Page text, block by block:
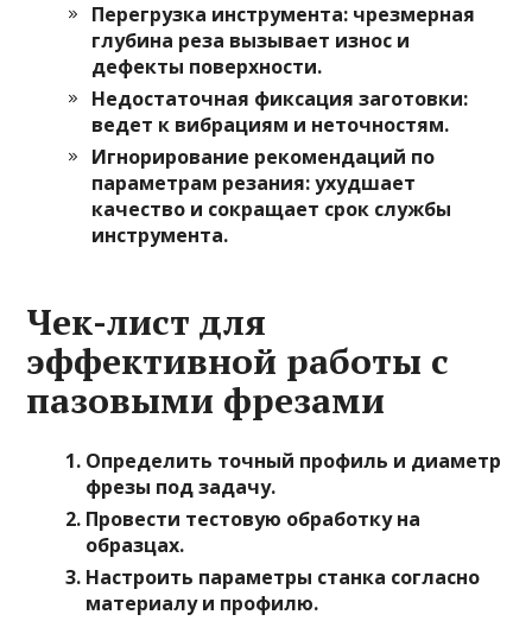
Перегрузка инструмента: чрезмерная
глубина реза вызывает износ и
дефекты поверхности.
Недостаточная фиксация заготовки:
ведет к вибрациям и неточностям.
Игнорирование рекомендаций по
параметрам резания: ухудшает
качество и сокращает срок службы
инструмента.
Чек-лист для
эффективной работы с
пазовыми фрезами
Определить точный профиль и диаметр
фрезы под задачу.
Провести тестовую обработку на
образцах.
Настроить параметры станка согласно
материалу и профилю.